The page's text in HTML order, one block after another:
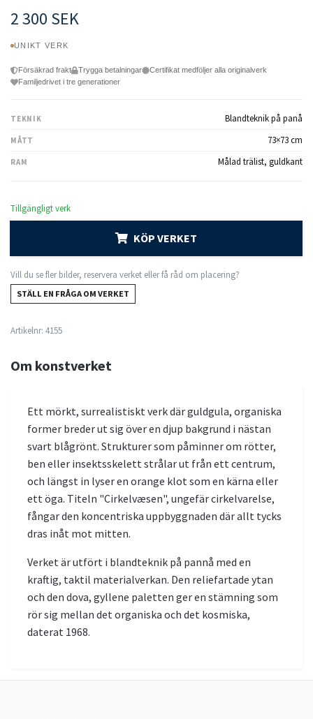
2 300 SEK
UNIKT VERK
Försäkrad frakt Trygga betalningar
Certifikat medföljer alla originalverk
Familjedrivet i tre generationer
TEKNIK Blandteknik på panå
MÅTT 73×73 cm
RAM Målad trälist, guldkant
Tillgängligt verk
KÖP VERKET
Vill du se fler bilder, reservera verket eller få råd om placering?
STÄLL EN FRÅGA OM VERKET
Artikelnr: 4155
Om konstverket
Ett mörkt, surrealistiskt verk där guldgula, organiska
former breder ut sig över en djup bakgrund i nästan
svart blågrönt. Strukturer som påminner om rötter,
ben eller insektsskelett strålar ut från ett centrum,
och längst in lyser en orange klot som en kärna eller
ett öga. Titeln "Cirkelvæsen", ungefär cirkelvarelse,
fångar den koncentriska uppbyggnaden där allt tycks
dras inåt mot mitten.
Verket är utfört i blandteknik på pannå med en
kraftig, taktil materialverkan. Den reliefartade ytan
och den dova, gyllene paletten ger en stämning som
rör sig mellan det organiska och det kosmiska,
daterat 1968.